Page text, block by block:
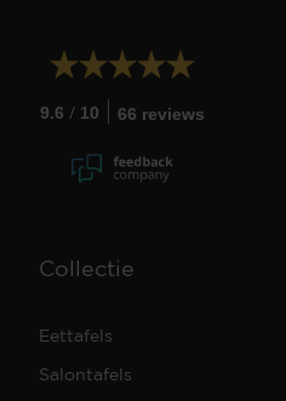
9.6 / 10 66 reviews
Collectie
Eettafels
Salontafels